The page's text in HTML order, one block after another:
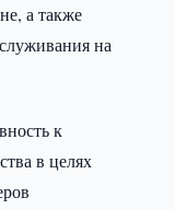
а также
на
к
в целях